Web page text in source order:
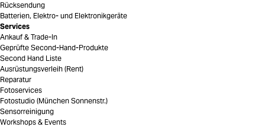
Rücksendung
Batterien, Elektro- und Elektronikgeräte
Services
Ankauf & Trade-In
Geprüfte Second-Hand-Produkte
Second Hand Liste
Ausrüstungsverleih (Rent)
Reparatur
Fotoservices
Fotostudio (München Sonnenstr.)
Sensorreinigung
Workshops & Events